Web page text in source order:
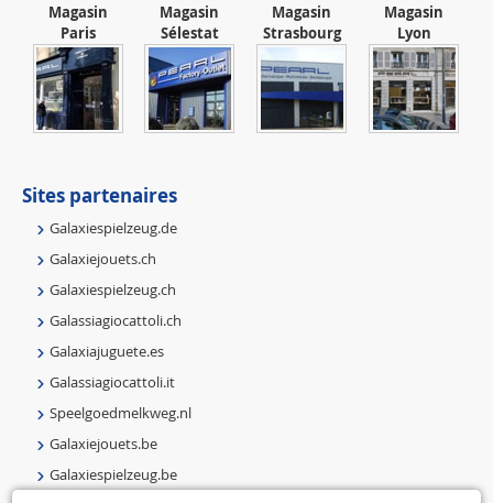
Magasin
Paris
Magasin
Sélestat
Magasin
Strasbourg
Magasin
Lyon
Sites partenaires
Galaxiespielzeug.de
Galaxiejouets.ch
Galaxiespielzeug.ch
Galassiagiocattoli.ch
Galaxiajuguete.es
Galassiagiocattoli.it
Speelgoedmelkweg.nl
Galaxiejouets.be
Galaxiespielzeug.be